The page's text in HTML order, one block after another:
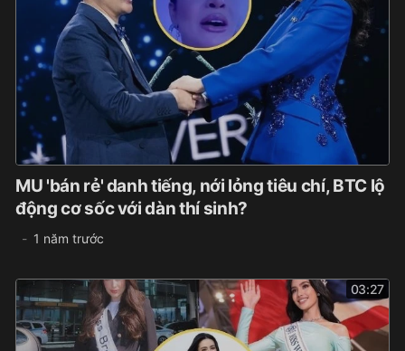
MU 'bán rẻ' danh tiếng, nới lỏng tiêu chí, BTC lộ
động cơ sốc với dàn thí sinh?
1 năm trước
03:27